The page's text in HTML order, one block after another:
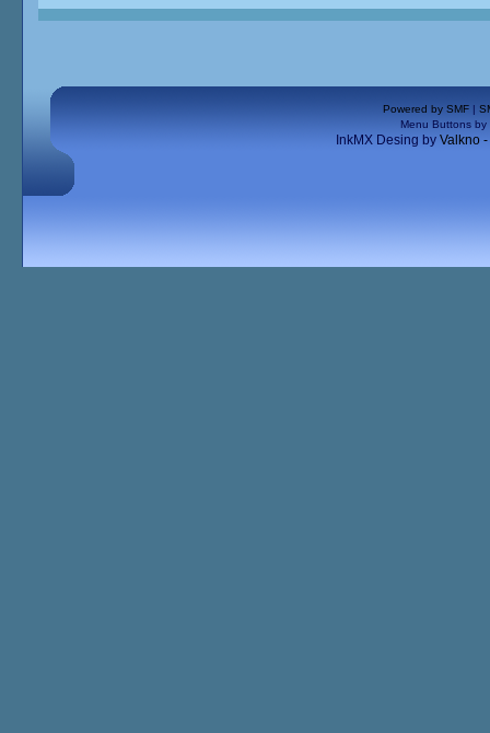
Powered by SMF |
Menu Buttons by
InkMX Desing by Valkno